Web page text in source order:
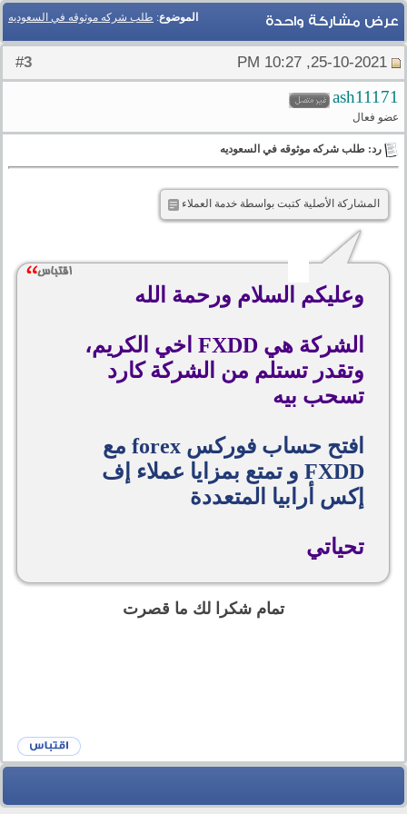
الموضوع: طلب شركه موثوقه في السعوديه عرض مشاركة واحدة
3
ash11171
عضو فعال
رد: طلب شركه موثوقه في السعوديه
المشاركة الأصلية كتبت بواسطة خدمة العملاء
وعليكم السلام ورحمة الله
الشركة هي FXDD اخي الكريم،
وتقدر تستلم من الشركة كارد
تسحب بيه
افتح حساب فوركس forex مع
FXDD و تمتع بمزايا عملاء إف
إكس أرابيا المتعددة
تحياتي
تمام شكرا لك ما قصرت